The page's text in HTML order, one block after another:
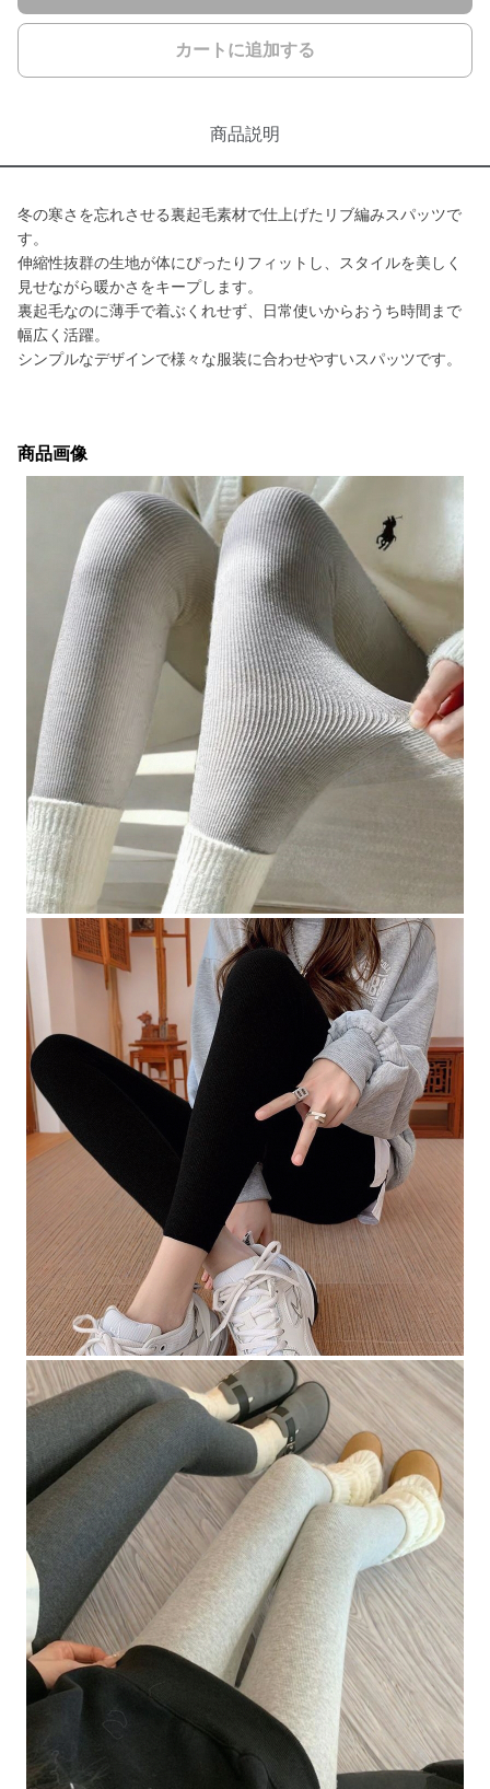
カートに追加する
商品説明
冬の寒さを忘れさせる裏起毛素材で仕上げたリブ編みスパッツで
す。
伸縮性抜群の生地が体にぴったりフィットし、スタイルを美しく
見せながら暖かさをキープします。
裏起毛なのに薄手で着ぶくれせず、日常使いからおうち時間まで
幅広く活躍。
シンプルなデザインで様々な服装に合わせやすいスパッツです。
商品画像